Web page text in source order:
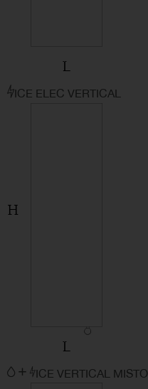
ICE ELEC VERTICAL
ICE VERTICAL MISTO